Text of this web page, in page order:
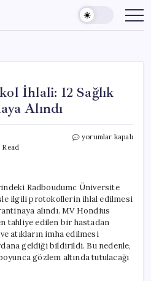
İhlali: 12 Sağlık
Alındı
Hantavirüs
Çalışanı
Karantinaya
Alındı
için
yorumlar kapalı
Radboudumc Üniversite
ilgili protokollerin ihlal edilmesi
alındı. MV Hondius
tahliye edilen bir hastadan
atıkların imha edilmesi
geldiği bildirildi. Bu nedenle,
gözlem altında tutulacağı